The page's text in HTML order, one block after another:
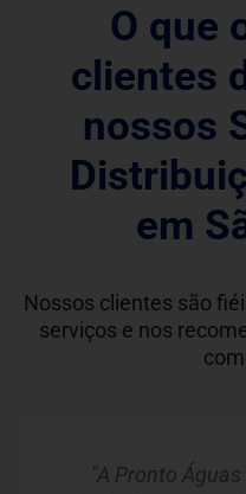
O que
clientes
nossos
em
Nossos clientes são
serviços e nos
"A Pronto